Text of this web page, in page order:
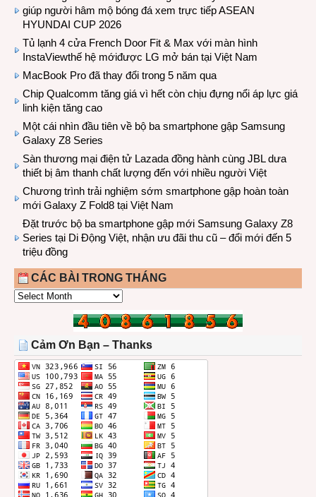
giúp người hâm mộ bóng đá xem trực tiếp ASEAN
HYUNDAI CUP 2026
Tủ lạnh 4 cửa French Door Fit & Max với màn hình
InstaViewthế hệ mớiđược LG mở bán tại Việt Nam
MacBook Pro đã thay đổi trong 5 năm qua
Chip Qualcomm tăng giá vì hết còn chịu đựng nổi áp lực giá
linh kiện tăng cao
Một cái nhìn đầu tiên về bộ ba smartphone gập Samsung
Galaxy Z8 Series
Sàn thương mại điện tử Lazada đồng hành cùng JBL dưa
thiết bị âm thanh chất lượng đến với nhiều người Việt
Chương trình trải nghiệm sớm smartphone gập hoàn toàn
mới Galaxy Z Fold8 tại Việt Nam
Đặt trước bộ ba smartphone gập mới Samsung Galaxy Z8
Series tại Di Động Việt, nhận ưu đãi thu cũ – đổi mới đến 5
triệu đồng
CÁC BÀI TRONG THÁNG
CÁC
THÁNG
Cảm Ơn Bạn – Thanks